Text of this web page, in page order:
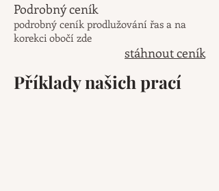
Podrobný ceník
podrobný ceník prodlužování řas a na
korekci obočí zde
stáhnout ceník
Příklady našich prací